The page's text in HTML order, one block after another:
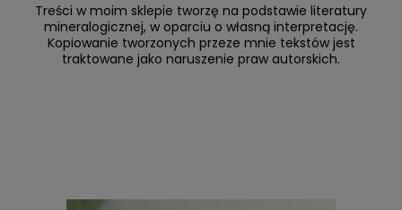
Treści w moim sklepie tworzę na podstawie literatury
mineralogicznej, w oparciu o własną interpretację.
Kopiowanie tworzonych przeze mnie tekstów jest
traktowane jako naruszenie praw autorskich.